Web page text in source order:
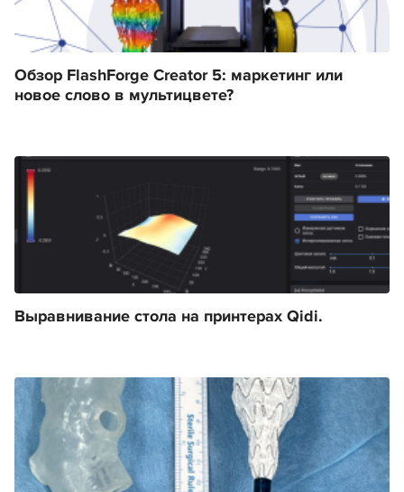
Обзор FlashForge Creator 5: маркетинг или
новое слово в мультицвете?
Выравнивание стола на принтерах Qidi.